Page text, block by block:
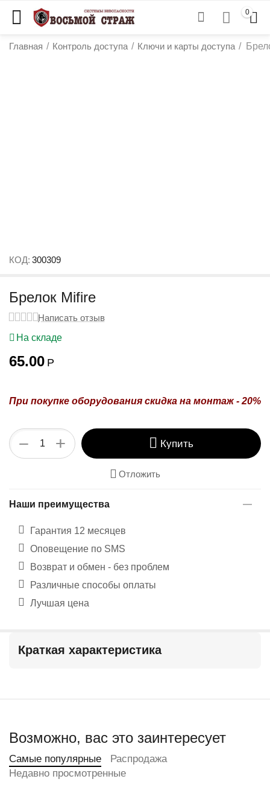
0
Главная / Контроль доступа / Ключи и карты доступа /
КОД: 300309
Брелок Mifire
Написать отзыв
На складе
65.00 Р
При покупке оборудования скидка на монтаж - 20%
+
− Купить
Отложить
Наши преимущества
Гарантия 12 месяцев
Оповещение по SMS
Возврат и обмен - без проблем
Различные способы оплаты
Лучшая цена
Краткая характеристика
Возможно, вас это заинтересует
Самые популярные
Распродажа
Недавно просмотренные